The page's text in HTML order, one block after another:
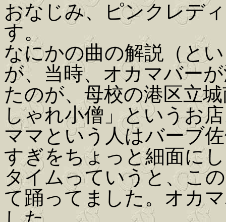
おなじみ、ピンクレデ
す。
なにかの曲の解説（と
が、当時、オカマバー
たのが、母校の港区立
しゃれ小僧」というお
ママという人はバーブ
すぎをちょっと細面に
タイムっていうと、こ
て踊ってました。オカ